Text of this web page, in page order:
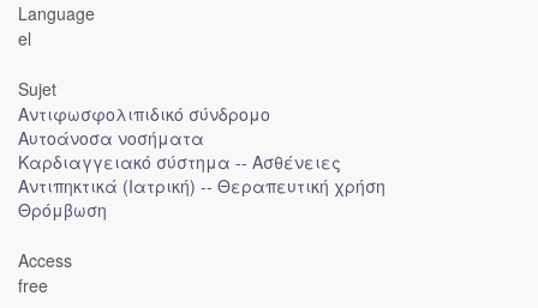
Language
el
Sujet
Αντιφωσφολιπιδικό σύνδρομο
Αυτοάνοσα νοσήματα
Καρδιαγγειακό σύστημα -- Ασθένειες
Αντιπηκτικά (Ιατρική) -- Θεραπευτική χρήση
Θρόμβωση
Access
free